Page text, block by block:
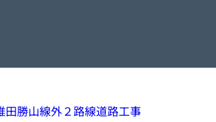
勝山線外２路線道路工事